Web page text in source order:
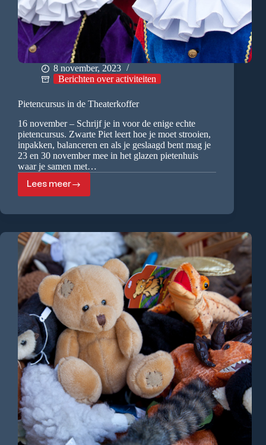
8 november, 2023
Berichten over activiteiten
Pietencursus in de Theaterkoffer
16 november – Schrijf je in voor de enige echte
pietencursus. Zwarte Piet leert hoe je moet strooien,
inpakken, balanceren en als je geslaagd bent mag je
23 en 30 november mee in het glazen pietenhuis
waar je samen met…
Lees meerPietencursus
in